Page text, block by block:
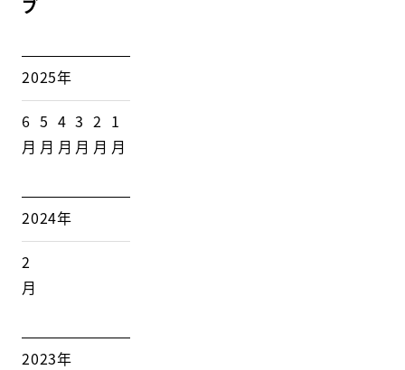
ブ
2025年
6
月
5
月
4
月
3
月
2
月
1
月
2024年
2
月
2023年